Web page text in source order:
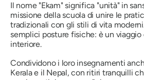
Il nome "Ekam"significa "unità"in
missione della scuola di unire le
tradizionali con gli stili di vita
semplici posture fisiche: è un
interiore.
Condividono i loro insegnamenti
Kerala e il Nepal, con ritiri tranquilli